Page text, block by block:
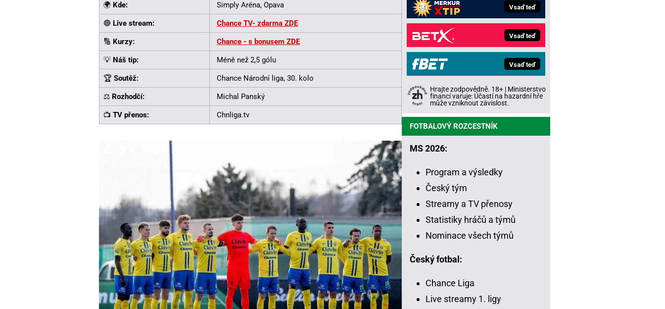
🌍 Kde: Simply Aréna, Opava
🔴 Live stream: Chance TV- zdarma ZDE
🔢 Kurzy: Chance - s bonusem ZDE
💡 Náš tip: Méně než 2,5 gólu
🏆 Soutěž: Chance Národní liga, 30. kolo
⚖️ Rozhodčí: Michal Panský
📺 TV přenos: Chnliga.tv
Vsaď teď
Vsaď teď
Vsaď teď
Hrajte zodpovědně. 18+ | Ministerstvo
financí varuje: Účastí na hazardní hře
může vzniknout závislost.
FOTBALOVÝ ROZCESTNÍK
MS 2026:
Program a výsledky
Český tým
Streamy a TV přenosy
Statistiky hráčů a týmů
Nominace všech týmů
Český fotbal:
Chance Liga
Live streamy 1. ligy